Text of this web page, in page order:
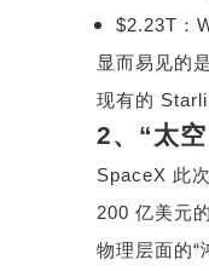
$2.23T ：
显而易见的
现有的
2、 “太空
SpaceX 此次
200 亿美元
物理层面的“